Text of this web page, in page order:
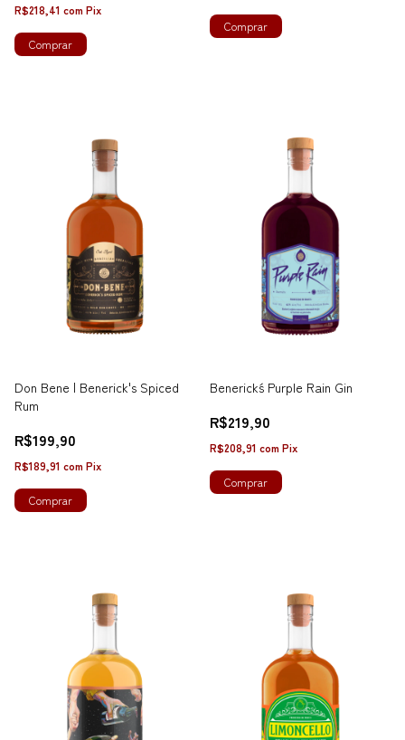
R$218,41 com Pix
Comprar
Comprar
Don Bene | Benerick's Spiced
Rum
R$199,90
R$189,91 com Pix
Comprar
Benerick´s Purple Rain Gin
R$219,90
R$208,91 com Pix
Comprar